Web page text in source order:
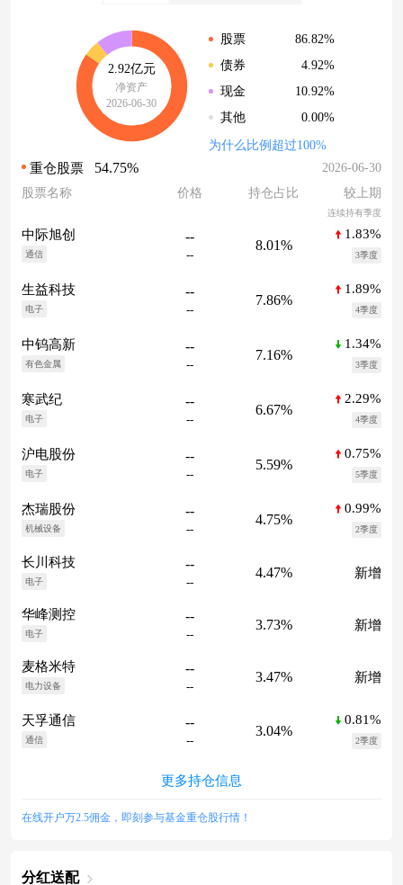
2.92亿元
净资产
2026-06-30
股票
86.82%
债券
4.92%
现金
10.92%
其他
0.00%
为什么比例超过100%
重仓股票 54.75%
2026-06-30
股票名称
价格 持仓占比 较上期
连续持有季度
中际旭创
通信
--
--
8.01%
1.83%
3季度
生益科技
电子
--
--
7.86%
1.89%
4季度
中钨高新
有色金属
--
--
7.16%
1.34%
3季度
寒武纪
电子
--
--
6.67%
2.29%
4季度
沪电股份
电子
--
--
5.59%
0.75%
5季度
杰瑞股份
机械设备
--
--
4.75%
0.99%
2季度
长川科技
电子
--
--
4.47% 新增
华峰测控
电子
--
--
3.73% 新增
麦格米特
电力设备
--
--
3.47% 新增
天孚通信
通信
--
--
3.04%
0.81%
2季度
更多持仓信息
在线开户万2.5佣金，即刻参与基金重仓股行情！
分红送配